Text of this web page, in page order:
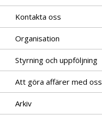
Kontakta oss
Organisation
Styrning och uppföljning
Att göra affärer med oss
Arkiv